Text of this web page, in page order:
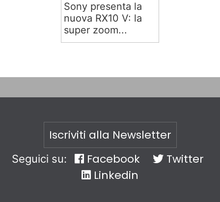
Sony presenta la
nuova RX10 V: la
super zoom...
Iscriviti alla Newsletter
Seguici su: Facebook
Twitter
Linkedin